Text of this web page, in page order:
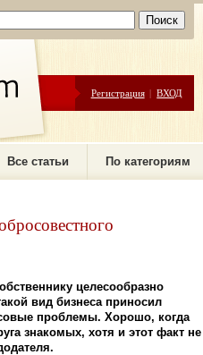
Регистрация | ВХОД
Все статьи По категориям
целесообразно
вид бизнеса приносил
проблемы. Хорошо, когда
знакомых, хотя и этот факт не